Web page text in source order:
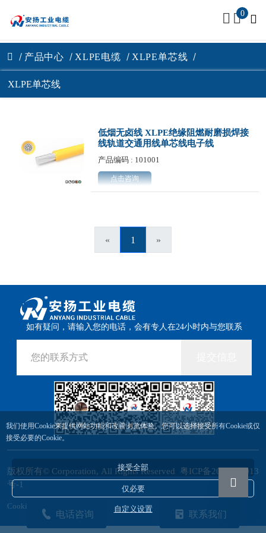
0
我们使用Cookie来提供网站功能和改善浏览体验。您可以选择接受所有Cookie或仅
接受必要的Cookie。
接受全部
仅必要
自定义设置
产品中心 XLPE电缆 XLPE单芯线
XLPE单芯线
低烟无卤线 XLPE绝缘阻燃耐磨损焊接
线轨道交通用线单芯线电子线
产品编码 : 101001
点击咨询
« 1 »
如有疑问，请输入您的电话，会有专人在24小时内与您联系
版权所有© Corporation, All Rights Reserved
粤ICP备2023061013
号-1
Cookie设置
电话咨询 联系我们